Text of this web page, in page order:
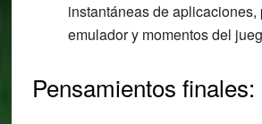
instantáneas de aplicaciones,
emulador y momentos del
Pensamientos finales: